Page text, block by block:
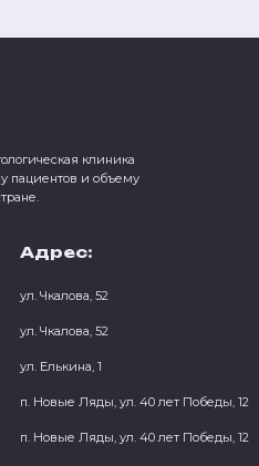
Адрес:
п. Новые Ляды, ул. 40 лет Победы, 12
ул. Елькина, 1
ул. Чкалова, 52
ул. Чкалова, 52
п. Новые Ляды, ул. 40 лет Победы, 12
клиника
пациентов и объему